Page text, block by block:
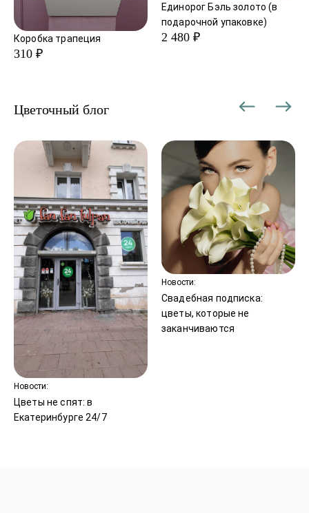
Коробка трапеция
310 ₽
Единорог Бэль золото (в
подарочной упаковке)
2 480 ₽
Новости:
Цветы не спят: в
Екатеринбурге 24/7
Новости:
Свадебная подписка:
цветы, которые не
заканчиваются
Цветочный блог